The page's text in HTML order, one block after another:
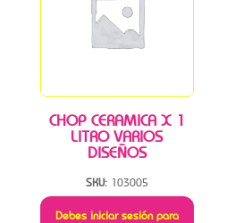
CHOP CERAMICA X 1
LITRO VARIOS
DISEÑOS
SKU: 103005
Debes iniciar sesión para